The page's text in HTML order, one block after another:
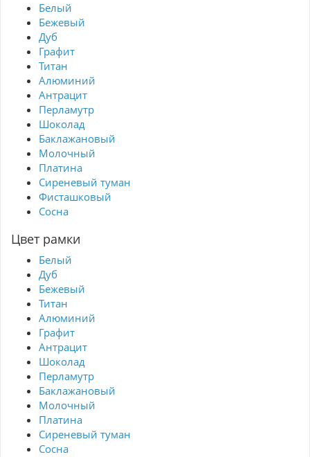
Белый
Бежевый
Дуб
Графит
Титан
Алюминий
Антрацит
Перламутр
Шоколад
Баклажановый
Молочный
Платина
Сиреневый туман
Фисташковый
Сосна
Цвет рамки
Белый
Дуб
Бежевый
Титан
Алюминий
Графит
Антрацит
Шоколад
Перламутр
Баклажановый
Молочный
Платина
Сиреневый туман
Сосна